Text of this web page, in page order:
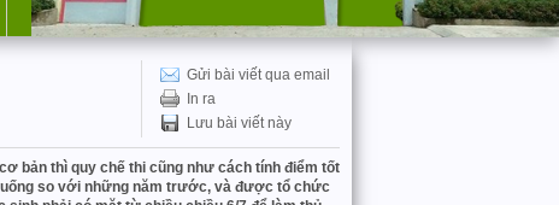
Gửi bài viết qua email
In ra
Lưu bài viết này
bản thì quy chế thi cũng như cách tính điểm tốt
so với những năm trước, và được tổ chức